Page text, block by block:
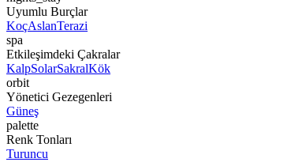
Uyumlu Burçlar
KoçAslanTerazi
spa
Etkileşimdeki Çakralar
KalpSolarSakralKök
orbit
Yönetici Gezegenleri
Güneş
palette
Renk Tonları
Turuncu